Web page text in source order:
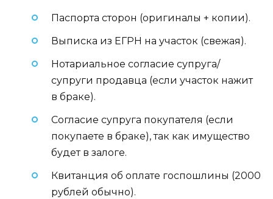
Паспорта сторон (оригиналы + копии).
Выписка из ЕГРН на участок (свежая).
Нотариальное согласие супруга/
супруги продавца (если участок нажит
в браке).
Согласие супруга покупателя (если
покупаете в браке), так как имущество
будет в залоге.
Квитанция об оплате госпошлины (2000
рублей обычно).